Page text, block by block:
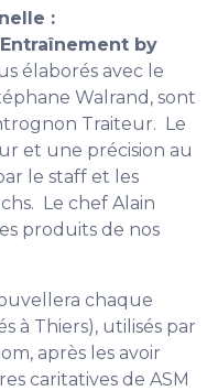
:
by
élaborés avec le
Walrand, sont
Traiteur. Le
et une précision au
le staff et les
Le chef Alain
produits de nos
chaque
à Thiers), utilisés par
après les avoir
caritatives de ASM